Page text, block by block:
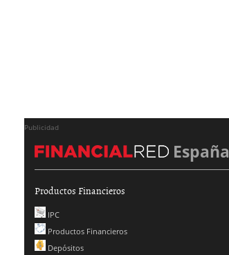
Publicidad
España
Productos Financieros
IPC
Productos Financieros
Depósitos